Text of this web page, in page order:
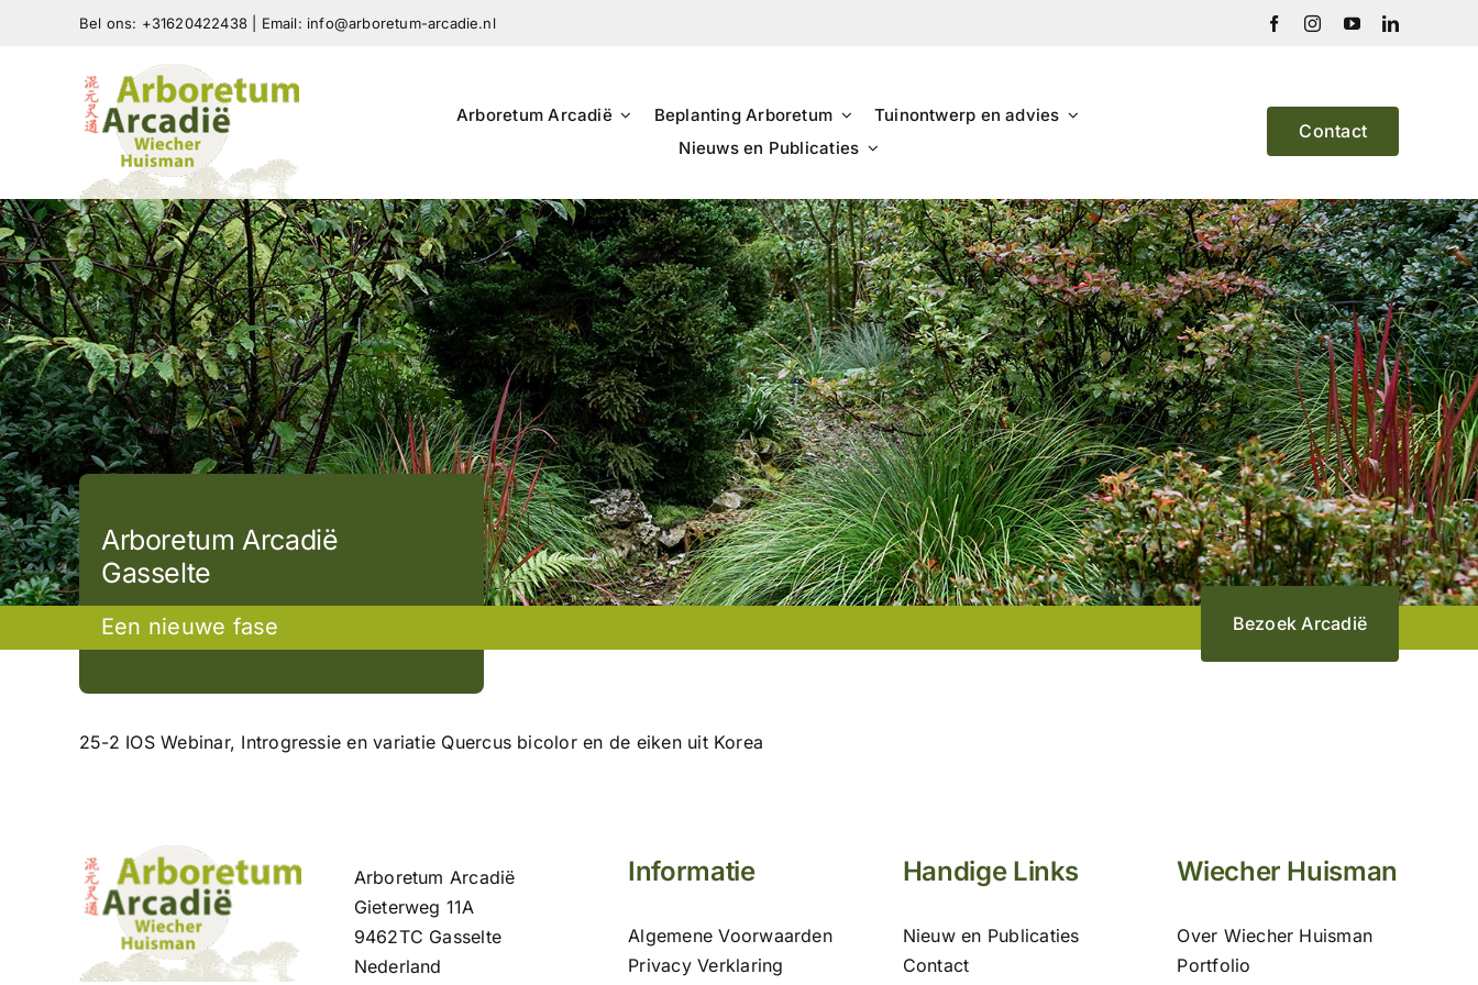
Bel ons: +31620422438 | Email: info@arboretum-arcadie.nl
Arboretum Arcadië Beplanting Arboretum
Tuinontwerp en advies
Nieuws en Publicaties
Contact
Arboretum Arcadië
Gasselte
Een nieuwe fase Bezoek Arcadië
25-2 IOS Webinar, Introgressie en variatie Quercus bicolor en de eiken uit Korea
Arboretum Arcadië
Gieterweg 11A
9462TC Gasselte
Nederland
Informatie
Algemene Voorwaarden
Privacy Verklaring
Handige Links
Nieuw en Publicaties
Contact
Wiecher Huisman
Over Wiecher Huisman
Portfolio